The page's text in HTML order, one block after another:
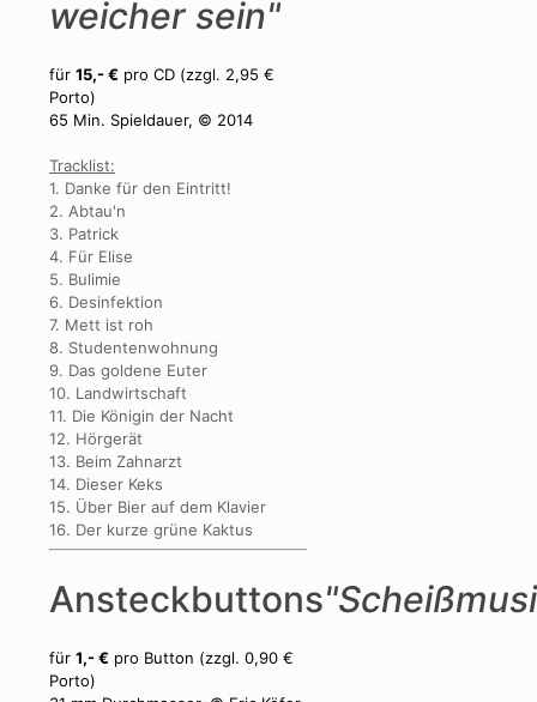
weicher sein"
für 15,- € pro CD (zzgl. 2,95 €
Porto)
65 Min. Spieldauer, © 2014
Tracklist:
1. Danke für den Eintritt!
2. Abtau'n
3. Patrick
4. Für Elise
5. Bulimie
6. Desinfektion
7. Mett ist roh
8. Studentenwohnung
9. Das goldene Euter
10. Landwirtschaft
11. Die Königin der Nacht
12. Hörgerät
13. Beim Zahnarzt
14. Dieser Keks
15. Über Bier auf dem Klavier
16. Der kurze grüne Kaktus
Ansteckbuttons
für 1,- € pro Button (zzgl. 0,90 €
Porto)